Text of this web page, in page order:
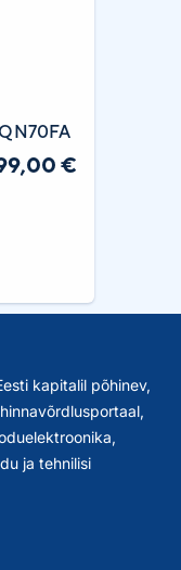
€
kapitalil põhinev,
ja tehnilisi